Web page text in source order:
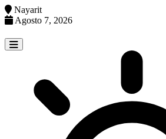
Nayarit
Agosto 7, 2026
to
content